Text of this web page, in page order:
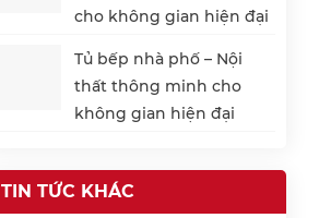
cho không gian hiện đại
Tủ bếp nhà phố – Nội
thất thông minh cho
không gian hiện đại
TIN TỨC KHÁC